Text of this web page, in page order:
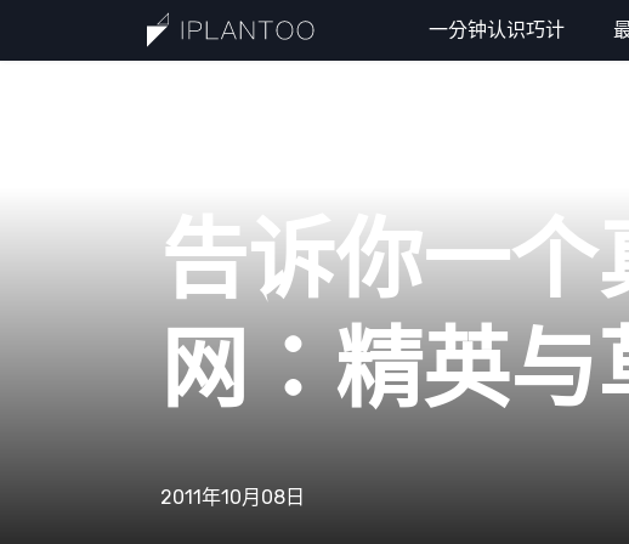
一分钟认识巧计
一分
认识
告诉你一
网：精英与
2011年10月08日